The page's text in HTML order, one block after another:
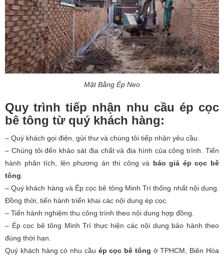
Mặt Bằng Ép Neo
Quy trình tiếp nhận nhu cầu ép cọc
bê tông từ quý khách hàng:
– Quý khách gọi điện, gửi thư và chúng tôi tiếp nhận yêu cầu.
– Chúng tôi đến khảo sát địa chất và địa hình của công trình. Tiến
hành phân tích, lên phương án thi công và báo giá ép cọc bê
tông
– Quý khách hàng và Ép cọc bê tông Minh Trí thống nhất nội dung.
Đồng thời, tiến hành triển khai các nội dung ép cọc.
– Tiến hành nghiệm thu công trình theo nội dung hợp đồng.
– Ép cọc bê tông Minh Trí thực hiện các nội dung bảo hành theo
đúng thời hạn.
Quý khách hàng có nhu cầu ép cọc bê tông ở TPHCM, Biên Hòa